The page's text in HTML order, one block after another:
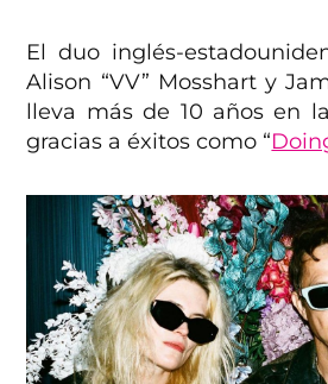
El duo inglés-
Alison “VV” Mosshart y
lleva más de 10 años en
gracias a éxitos como “